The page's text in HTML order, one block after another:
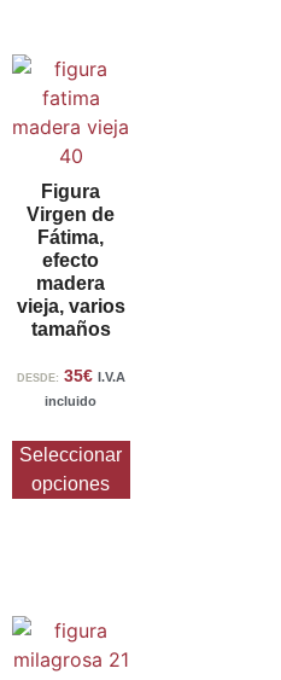
Figura
Virgen de
Fátima,
efecto
madera
vieja, varios
tamaños
DESDE: 35€ I.V.A
incluido
Seleccionar
opciones